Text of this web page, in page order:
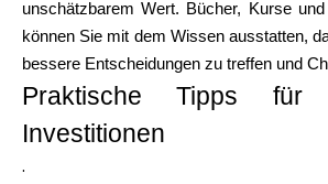
unschätzbarem Wert. Bücher, Kurse
können Sie mit dem Wissen ausstatten,
bessere Entscheidungen zu treffen und
Praktische Tipps für
Investitionen
.